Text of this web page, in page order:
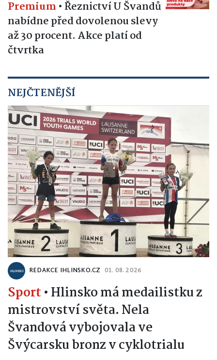
Premium •Řeznictví U Švandů
nabídne před dovolenou slevy
až 30 procent. Akce platí od
čtvrtka
NEJČTENĚJŠÍ
REDAKCE IHLINSKO.CZ 01. 08. 2026
Sport • Hlinsko má medailistku z
mistrovství světa. Nela
Švandová vybojovala ve
Švýcarsku bronz v cyklotrialu